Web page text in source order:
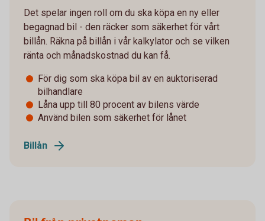
Det spelar ingen roll om du ska köpa en ny eller
begagnad bil - den räcker som säkerhet för vårt
billån. Räkna på billån i vår kalkylator och se vilken
ränta och månadskostnad du kan få.
För dig som ska köpa bil av en auktoriserad
bilhandlare
Låna upp till 80 procent av bilens värde
Använd bilen som säkerhet för lånet
Billån